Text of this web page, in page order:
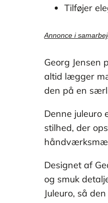
Tilføjer
Annonce i
Georg Jensen
altid lægger
den på en
Denne juleuro
stilhed, der
Designet af
og smuk
Juleuro, så